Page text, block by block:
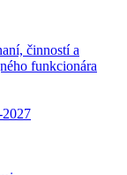
činností a
funkcionára